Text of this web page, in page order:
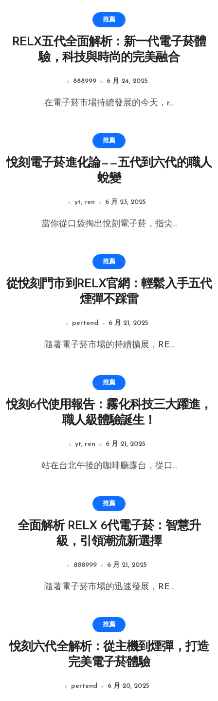
推薦
RELX五代全面解析：新一代電子菸體
驗，科技與時尚的完美融合
888999 6 月 24, 2025
在電子菸市場持續發展的今天，r...
推薦
悅刻電子菸進化論——五代到六代的職人
蛻變
yt, ren 6 月 23, 2025
當你從口袋掏出悅刻電子菸，指尖...
推薦
從悅刻門市到RELX官網：輕鬆入手五代
煙彈不踩雷
pertend 6 月 21, 2025
隨著電子菸市場的持續擴展，RE...
推薦
悅刻6代使用報告：霧化科技三大躍進，
職人級體驗誕生！
yt, ren 6 月 21, 2025
站在台北午後的咖啡廳露台，從口...
推薦
全面解析 RELX 6代電子菸：智慧升
級，引領潮流新選擇
888999 6 月 21, 2025
隨著電子菸市場的迅速發展，RE...
推薦
悅刻六代全解析：從主機到煙彈，打造
完美電子菸體驗
pertend 6 月 20, 2025